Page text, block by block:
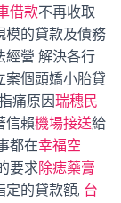
借款不再收取
模的貸款及債務
經營 解決各行
案個頭嬌小胎貸
痛原因瑞穗民
信賴機場接送給
都在幸福空
要求除痣藥膏
定的貸款額, 台